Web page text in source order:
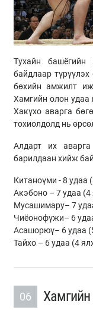
Тухайн башёгийн
байдлаар
бөхийн амжилт
Хамгийн олон удаа
Хакүхо аварга
тохиолдолд нь
Алдарт их
барилдаан хийж
Китаноүми - 8 удаа
Акэбоно – 7 удаа
Мусашимару– 7
Чиёонофүжи– 6
Асашорюү– 6 удаа
Тайхо – 6 удаа (4
06 Хамгийн